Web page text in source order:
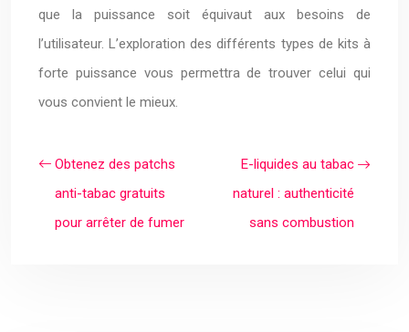
que la puissance soit équivaut aux besoins de
l’utilisateur. L’exploration des différents types de kits à
forte puissance vous permettra de trouver celui qui
vous convient le mieux.
Obtenez des patchs
anti-tabac gratuits
pour arrêter de fumer
E-liquides au tabac
naturel : authenticité
sans combustion